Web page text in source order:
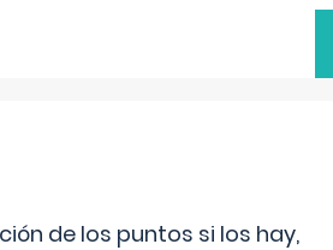
de los puntos si los hay,